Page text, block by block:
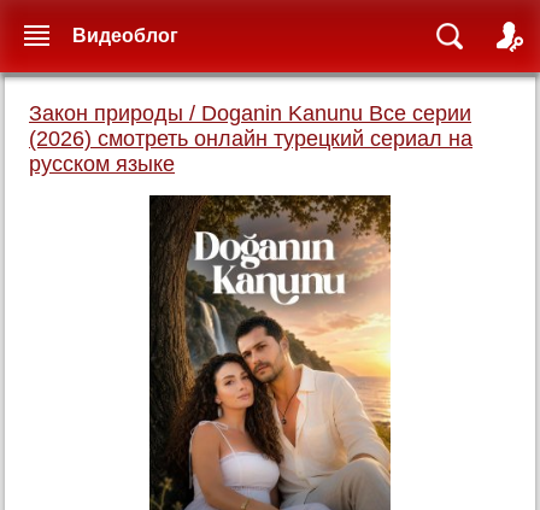
Закон природы / Doganin Kanunu Все серии
(2026) смотреть онлайн турецкий сериал на
русском языке
Видеоблог